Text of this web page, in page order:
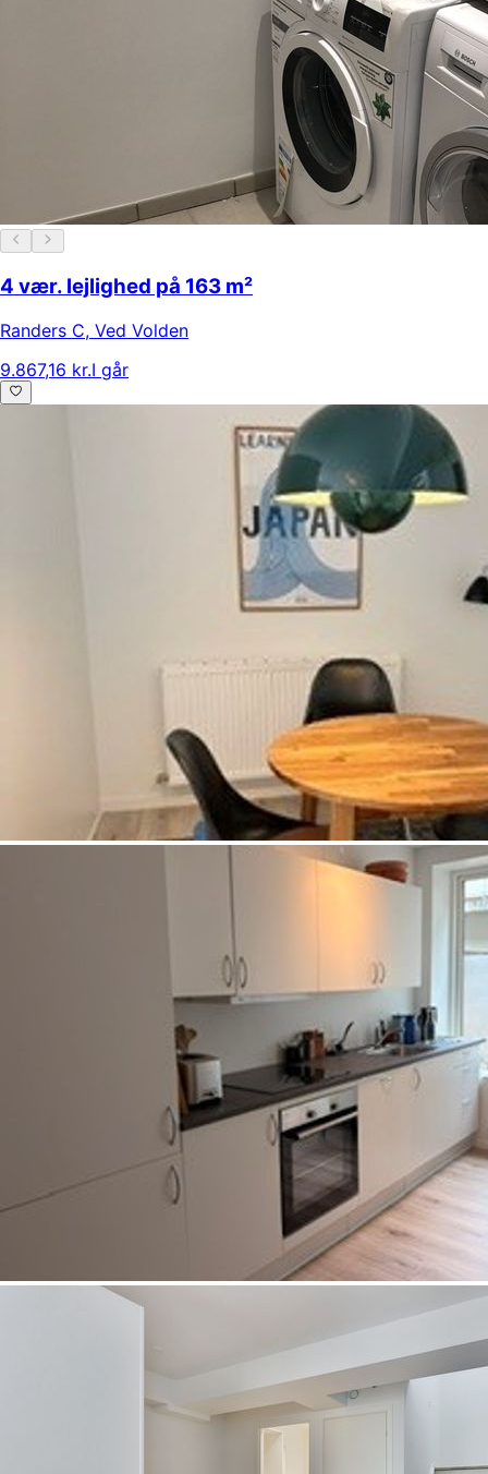
4 vær. lejlighed på 163 m²
Randers C, Ved Volden
9.867,16 kr.I går